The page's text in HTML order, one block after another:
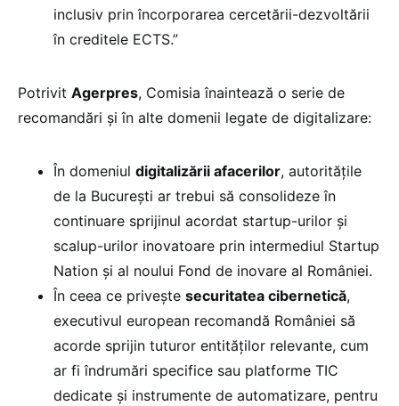
inclusiv prin încorporarea cercetării-dezvoltării
în creditele ECTS.”
Potrivit Agerpres, Comisia înaintează o serie de
recomandări și în alte domenii legate de digitalizare:
În domeniul digitalizării afacerilor, autoritățile
de la București ar trebui să consolideze în
continuare sprijinul acordat startup-urilor și
scalup-urilor inovatoare prin intermediul Startup
Nation și al noului Fond de inovare al României.
În ceea ce privește securitatea cibernetică,
executivul european recomandă României să
acorde sprijin tuturor entităților relevante, cum
ar fi îndrumări specifice sau platforme TIC
dedicate și instrumente de automatizare, pentru